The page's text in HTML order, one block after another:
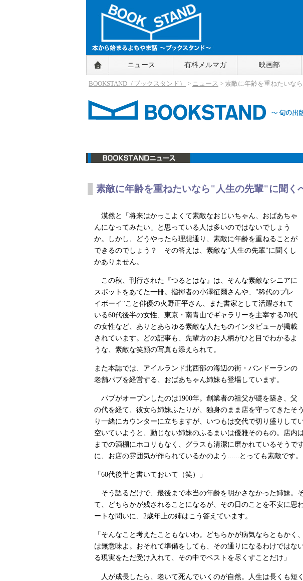
BOOKSTAND（ブックスタンド）
～本から始まるよもやま話～
BOOKSTAND（ブ
ニュース 有料メルマガ 映画部
BOOKSTAND（ブックスタンド） > ニュース > 素敵に年齢を重ねたいな
素敵に年齢を重ねたいなら"人生の先輩"に聞く
漠然と「将来はかっこよくて素敵なおじいちゃん、おばあちゃ
んになってみたい」と思っている人は多いのではないでしょう
か。しかし、どうやったら理想通り、素敵に年齢を重ねることが
できるのでしょう？ その答えは、素敵な"人生の先輩"に聞くし
かありません。
この秋、刊行された『つるとはな』は、そんな素敵なシニアに
スポットをあてた一冊。指揮者の小澤征爾さんや、"稀代のプレ
イボーイ"こと俳優の火野正平さん、また書家として活躍されて
いる60代後半の女性、東京・南青山でギャラリーを主宰する70代
の女性など、ありとあらゆる素敵な人たちのインタビューが掲載
されています。どの記事も、先輩方のお人柄がひと目でわかるよ
うな、素敵な笑顔の写真も添えられて。
また本誌では、アイルランド北西部の海辺の街・バンドーランの
老舗パブを経営する、おばあちゃん姉妹も登場しています。
パブがオープンしたのは1900年。創業者の祖父が礎を築き、父
の代を経て、彼女ら姉妹ふたりが、独身のまま店を守ってきたそ
り一緒にカウンターに立ちますが、いつもは交代で切り盛りして
空いていようと、動じない姉妹のふるまいは優雅そのもの。店内
までの酒棚にホコリもなく、グラスも清潔に磨かれているそうで
に、お店の雰囲気が作られているかのよう......とっても素敵です。
「60代後半と書いておいて（笑）」
そう語るだけで、最後まで本当の年齢を明かさなかった姉妹。
て、どちらかが残されることになるが、その日のことを不安に思
ートな問いに、2歳年上の姉はこう答えています。
「そんなこと考えたこともないわ。どちらかが病気ならともかく
は無意味よ。おそれて準備をしても、その通りになるわけではな
る現実をただ受け入れて、その中でベストを尽くすことだけ」
人が成長したら、老いて死んでいくのが自然。人生は長くも短